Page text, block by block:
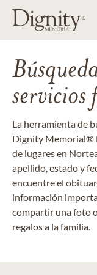
servicios
La herramienta de
Dignity Memorial®
de lugares en
apellido, estado y
encuentre el
información
compartir una foto
regalos a la familia.